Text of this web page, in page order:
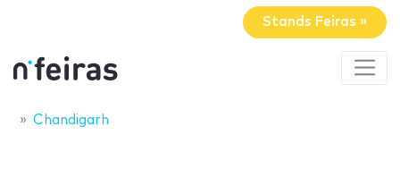
Stands Feiras »
Chandigarh